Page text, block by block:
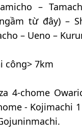
–
từ đây) –
– Ueno –
công> 7km
4-chome
- Kojimachi